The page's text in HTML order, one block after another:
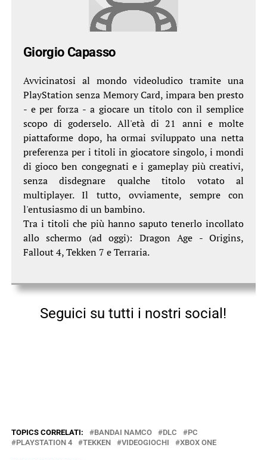
Giorgio Capasso
Avvicinatosi al mondo videoludico tramite una
PlayStation senza Memory Card, impara ben presto
- e per forza - a giocare un titolo con il semplice
scopo di goderselo. All'età di 21 anni e molte
piattaforme dopo, ha ormai sviluppato una netta
preferenza per i titoli in giocatore singolo, i mondi
di gioco ben congegnati e i gameplay più creativi,
senza disdegnare qualche titolo votato al
multiplayer. Il tutto, ovviamente, sempre con
l'entusiasmo di un bambino.
Tra i titoli che più hanno saputo tenerlo incollato
allo schermo (ad oggi): Dragon Age - Origins,
Fallout 4, Tekken 7 e Terraria.
Seguici su tutti i nostri social!
TOPICS CORRELATI: BANDAI NAMCO DLC
PC
PLAYSTATION 4
TEKKEN VIDEOGIOCHI XBOX ONE